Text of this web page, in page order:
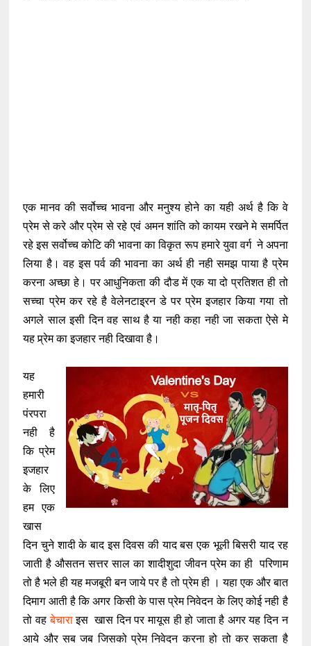
एक मानव की सर्वोच्च भावना और मनुश्य होने का यही अर्थ है कि वे
प्रेम से करे और प्रेम से रहे एवं अमन शांति को कायम रखने मे समर्पित
रहे इस सर्वोच्च कोटि की भावना का विकृत रूप हमारे युवा वर्ग ने अपना
लिया है। वह इस पर्व की भावना का अर्थ ही नही समझ पाया है प्रेम
करना अच्छा हे। पर आधुनिकता की दौड में एक या दो प्रतिशत ही तो
सच्चा प्रेम कर रहे है वेलेनटाइ्रन डे पर प्रेम इजहार किया गया तो
अगले साल इसी दिन वह साथ है या नही कहा नही जा सकता ऐसे मे
यह प्र्रेम का इजहार नही दिखावा है।
यह
हमारी
पंरपरा
नही है
कि प्रेम
इजहार
के लिए
हम एक
खास
दिन चुने शादी के बाद इस दिवस की याद बस एक भूली बिसरी याद रह
जाती है औसतन सत्तर साल का शादीशुदा जीवन प्रेम का ही परिणाम
तो है भले ही यह मजबूरी बन जाये पर है तो प्रेम ही । यहा एक और बात
दिमाग आती है कि अगर किसी के पास प्रेम निवेदन के लिए कोई नही है
तो वहबेचाराइस खास दिन पर मायूस ही हो जाता है अगर यह दिन न
आये और सब जब जिसको प्रेम निवेदन करना हो तो कर सकता है